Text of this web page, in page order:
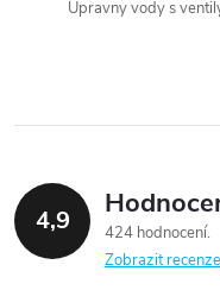
r
v
k
Úpravny vody s
4,9
424 hodnocení
Zobrazit recenze